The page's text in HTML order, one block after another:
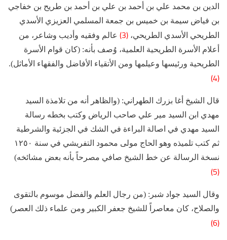
الدين بن محمد علي بن أحمد بن علي بن أحمد بن طريح بن خفاجي
بن فياض سيمة بن خميس بن جمعة المسلمي العزيزي الأسدي
الطريحي الأسدي الطريحي، (3)
عالم وفقيه وأديب وشاعر، من
أعلام الأسرة الطريحية العلمية، وُصف بأنه: (كان قوام الأسرة
الطريحية ورئيسها وعيلمها ومن الأتقياء الأفاضل والفقهاء الأماثل).
(4)
قال الشيخ أغا بزرك الطهراني: (والظاهر أنه من تلامذة السيد
مهدي ابن السيد مير علي صاحب الرياض وكتب بخطه رسالة
السيد مهدي في اصالة البراءة في الشك في الجزئية والشرطية
ثم كتب تلميذه وهو الحاج مولى محمود التفريشي في سنة ١٢٥٠
نسخة الرسالة عن خط الشيخ صافي مصرحاً بأنه بعض مشائخه)
(5)
وقال السيد جواد شبر: (من رجال العلم والفضل موسوم بالتقوى
والصلاح، كان معاصراً للشيخ جعفر الكبير ومن علماء ذلك العصر)
(6)